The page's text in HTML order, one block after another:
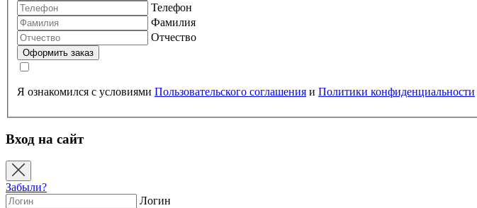
Телефон
Фамилия
Отчество
Я ознакомился с условиями Пользовательского соглашения и Политики конфиденциальности
Вход на сайт
Забыли?
Логин